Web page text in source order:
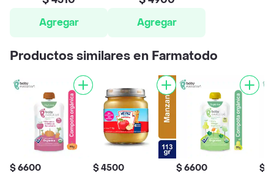
Agregar
Agregar
Productos similares en Farmatodo
$ 6600 $ 4500 $ 6600 $